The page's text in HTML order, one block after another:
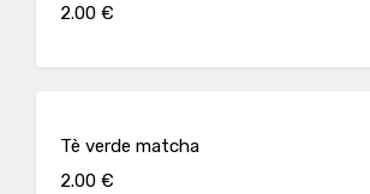
2.00 €
Tè verde matcha
2.00 €